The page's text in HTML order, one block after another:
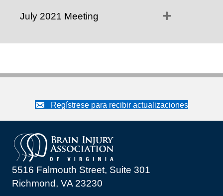
July 2021 Meeting Expand
Regístrese para recibir actualizaciones
5516 Falmouth Street, Suite 301
Richmond, VA 23230